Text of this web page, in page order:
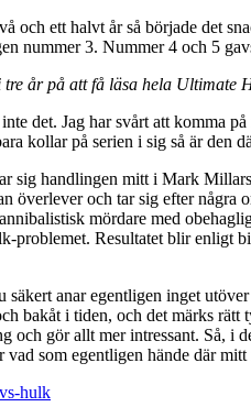
och ett halvt år så började det
nummer 3. Nummer 4 och 5
tre år på att få läsa hela Ultimate
det. Jag har svårt att komma
kollar på serien i sig så är den
sig handlingen mitt i Mark
överlever och tar sig efter
mördare med
problemet. Resultatet blir enligt
säkert anar egentligen inget
bakåt i tiden, och det märks
och gör allt mer intressant. Så, i
vad som egentligen hände där